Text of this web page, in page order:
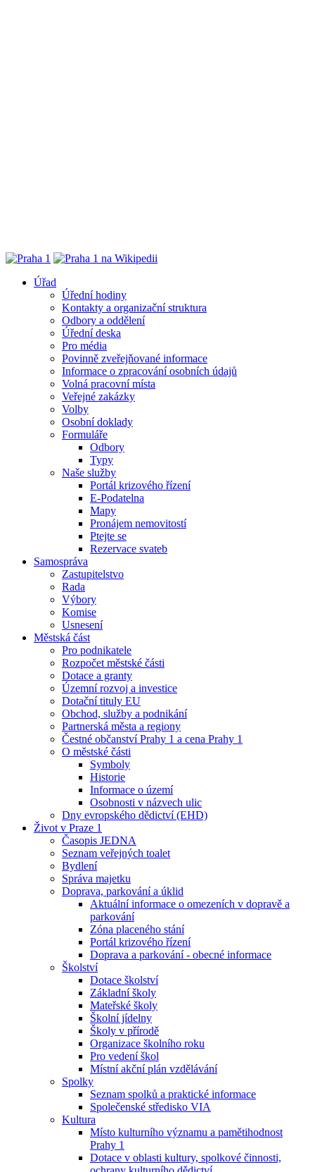
Úřad
Úřední hodiny
Kontakty a organizační struktura
Odbory a oddělení
Úřední deska
Pro média
Povinně zveřejňované informace
Informace o zpracování osobních údajů
Volná pracovní místa
Veřejné zakázky
Volby
Osobní doklady
Formuláře
Odbory
Typy
Naše služby
Portál krizového řízení
E-Podatelna
Mapy
Pronájem nemovitostí
Ptejte se
Rezervace svateb
Samospráva
Zastupitelstvo
Rada
Výbory
Komise
Usnesení
Městská část
Pro podnikatele
Rozpočet městské části
Dotace a granty
Územní rozvoj a investice
Dotační tituly EU
Obchod, služby a podnikání
Partnerská města a regiony
Čestné občanství Prahy 1 a cena Prahy 1
O městské části
Symboly
Historie
Informace o území
Osobnosti v názvech ulic
Dny evropského dědictví (EHD)
Život v Praze 1
Časopis JEDNA
Seznam veřejných toalet
Bydlení
Správa majetku
Doprava, parkování a úklid
Aktuální informace o omezeních v dopravě a
parkování
Zóna placeného stání
Portál krizového řízení
Doprava a parkování - obecné informace
Školství
Dotace školství
Základní školy
Mateřské školy
Školní jídelny
Školy v přírodě
Organizace školního roku
Pro vedení škol
Místní akční plán vzdělávání
Spolky
Seznam spolků a praktické informace
Společenské středisko VIA
Kultura
Místo kulturního významu a pamětihodnost
Prahy 1
Dotace v oblasti kultury, spolkové činnosti,